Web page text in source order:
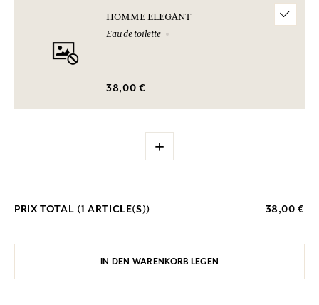
HOMME ELEGANT
Eau de toilette
38,00 €
+
PRIX TOTAL (1 ARTICLE(S)) 38,00 €
IN DEN WARENKORB LEGEN